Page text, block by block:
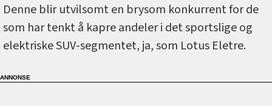
Denne blir utvilsomt en brysom konkurrent for de
som har tenkt å kapre andeler i det sportslige og
elektriske SUV-segmentet, ja, som Lotus Eletre.